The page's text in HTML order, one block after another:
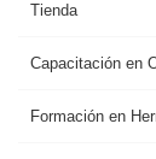
Tienda
Capacitación en
Formación en